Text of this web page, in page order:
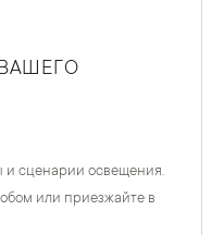
и сценарии освещения.
или приезжайте в